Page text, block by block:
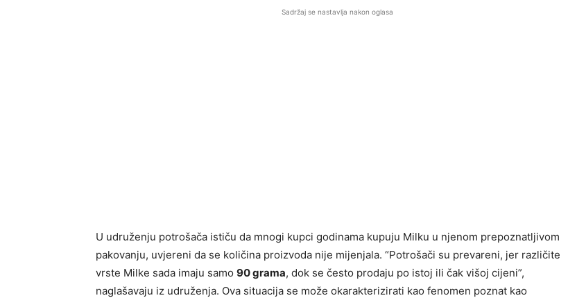
Sadržaj se nastavlja nakon oglasa
U udruženju potrošača ističu da mnogi kupci godinama kupuju Milku u njenom prepoznatljivom
pakovanju, uvjereni da se količina proizvoda nije mijenjala. “Potrošači su prevareni, jer različite
vrste Milke sada imaju samo 90 grama, dok se često prodaju po istoj ili čak višoj cijeni”,
naglašavaju iz udruženja. Ova situacija se može okarakterizirati kao fenomen poznat kao